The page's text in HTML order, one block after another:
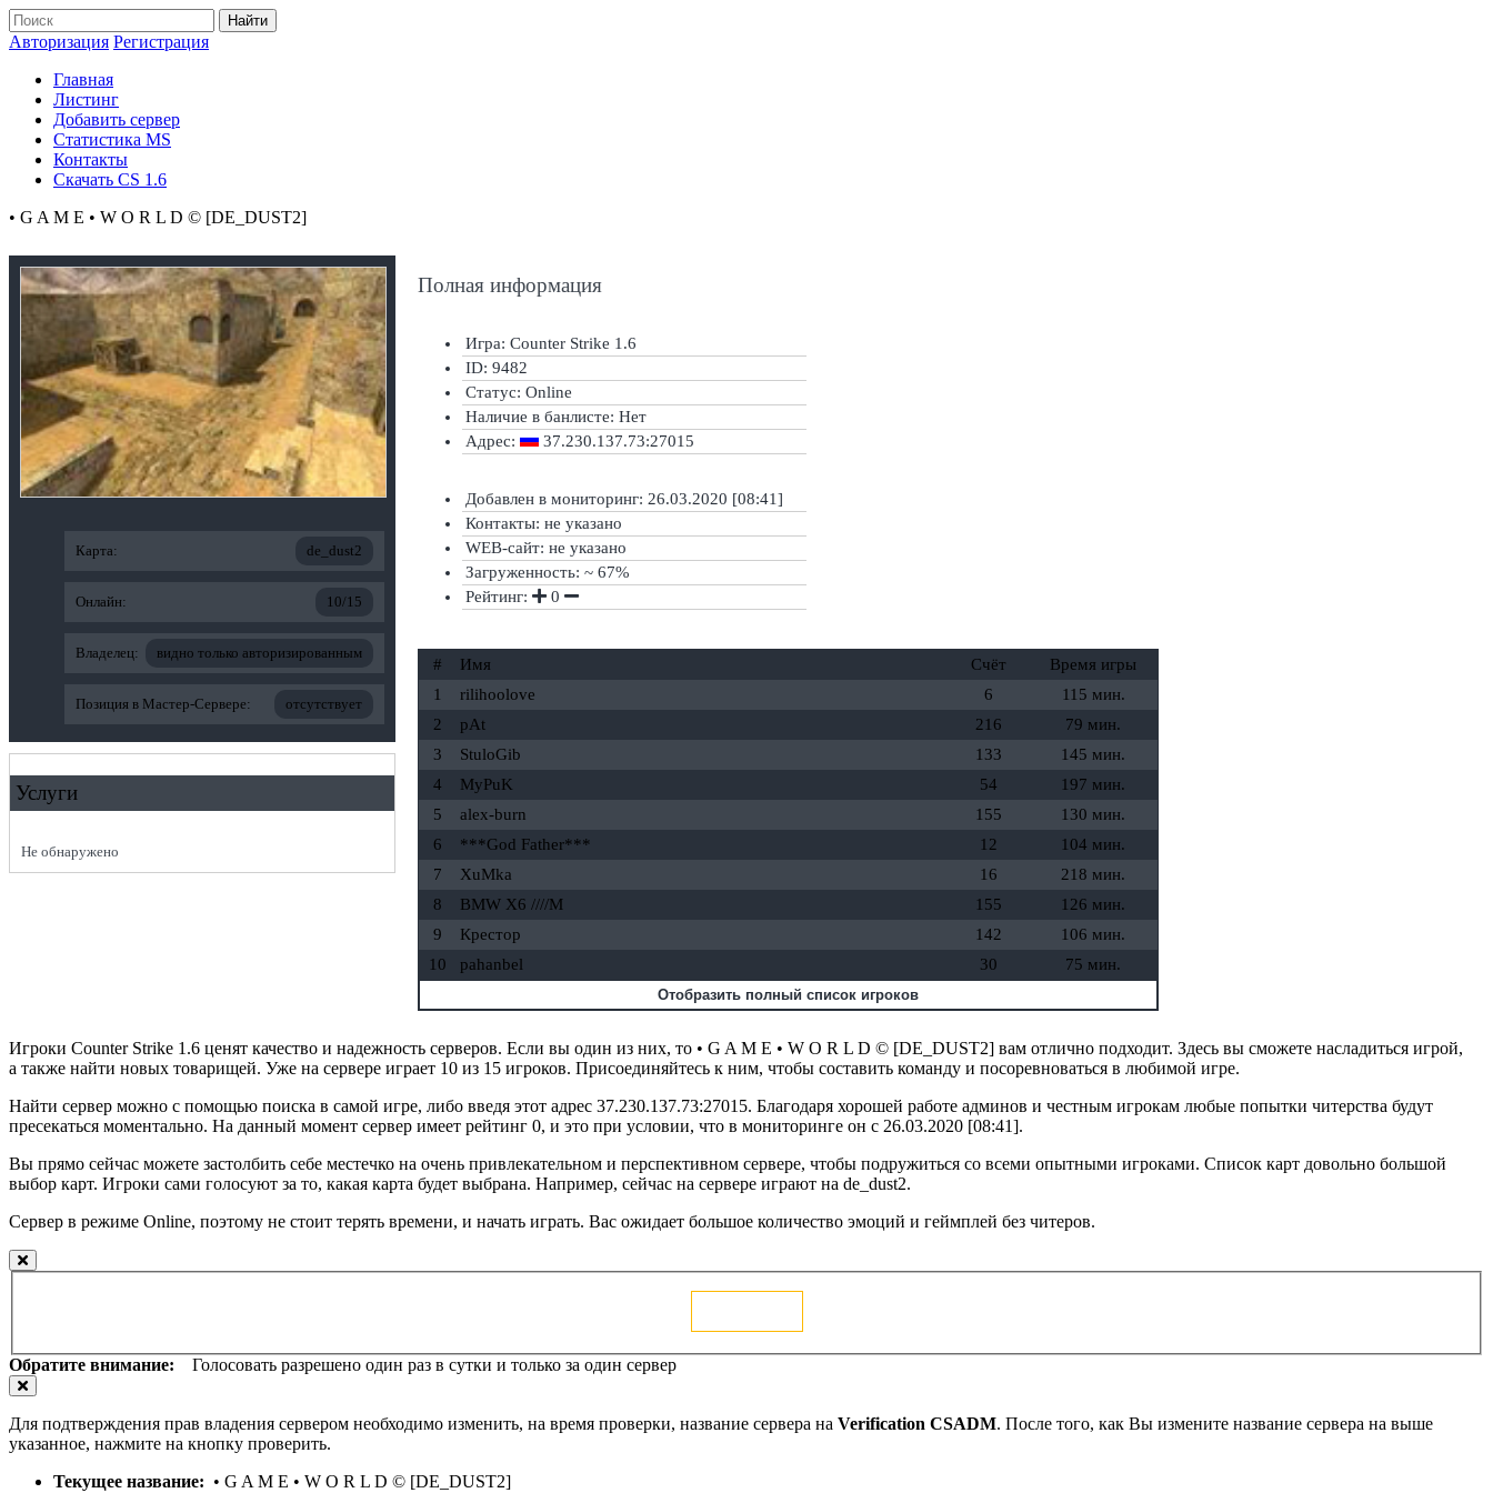
Найти
Авторизация Регистрация
Главная
Листинг
Добавить сервер
Статистика MS
Контакты
Скачать CS 1.6
• G A M E • W O R L D © [DE_DUST2]
Карта: de_dust2
Онлайн: 10/15
Владелец: видно только авторизированным
Позиция в Мастер-Сервере: отсутствует
Услуги
Не обнаружено
Полная информация
Игра: Counter Strike 1.6
ID: 9482
Статус: Online
Наличие в банлисте: Нет
Адрес:
37.230.137.73:27015
Добавлен в мониторинг: 26.03.2020 [08:41]
Контакты: не указано
WEB-сайт: не указано
Загруженность: ~ 67%
Рейтинг:
0
# Имя Счёт
Время игры
1
rilihoolove 6
115 мин.
2
pAt 216
79 мин.
3
StuloGib 133
145 мин.
4
MyPuK 54
197 мин.
5
alex-burn 155
130 мин.
6
***God Father*** 12
104 мин.
7
XuMka 16
218 мин.
8
BMW X6 ////M 155
126 мин.
9
Крестор 142
106 мин.
10
pahanbel 30 75 мин.
Отобразить полный список игроков
Игроки Counter Strike 1.6 ценят качество и надежность серверов. Если вы один из них, то • G A M E • W O R L D © [DE_DUST2] вам отлично подходит. Здесь вы сможете насладиться игрой,
а также найти новых товарищей. Уже на сервере играет 10 из 15 игроков. Присоединяйтесь к ним, чтобы составить команду и посоревноваться в любимой игре.
Найти сервер можно с помощью поиска в самой игре, либо введя этот адрес 37.230.137.73:27015. Благодаря хорошей работе админов и честным игрокам любые попытки читерства будут
пресекаться моментально. На данный момент сервер имеет рейтинг 0, и это при условии, что в мониторинге он с 26.03.2020 [08:41].
Вы прямо сейчас можете застолбить себе местечко на очень привлекательном и перспективном сервере, чтобы подружиться со всеми опытными игроками. Список карт довольно большой
выбор карт. Игроки сами голосуют за то, какая карта будет выбрана. Например, сейчас на сервере играют на de_dust2.
Сервер в режиме Online, поэтому не стоит терять времени, и начать играть. Вас ожидает большое количество эмоций и геймплей без читеров.
Обратите внимание: Голосовать разрешено один раз в сутки и только за один сервер
Для подтверждения прав владения сервером необходимо изменить, на время проверки, название сервера на Verification CSADM. После того, как Вы измените название сервера на выше
указанное, нажмите на кнопку проверить.
Текущее название: • G A M E • W O R L D © [DE_DUST2]